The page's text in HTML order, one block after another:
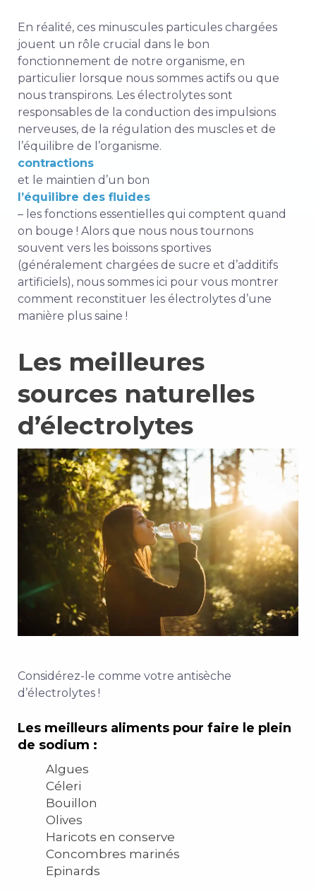
En réalité, ces minuscules particules chargées
jouent un rôle crucial dans le bon
fonctionnement de notre organisme, en
particulier lorsque nous sommes actifs ou que
nous transpirons. Les électrolytes sont
responsables de la conduction des impulsions
nerveuses, de la régulation des muscles et de
l’équilibre de l’organisme.
contractions
et le maintien d’un bon
l’équilibre des fluides
– les fonctions essentielles qui comptent quand
on bouge ! Alors que nous nous tournons
souvent vers les boissons sportives
(généralement chargées de sucre et d’additifs
artificiels), nous sommes ici pour vous montrer
comment reconstituer les électrolytes d’une
manière plus saine !
Les meilleures
sources naturelles
d’électrolytes
Considérez-le comme votre antisèche
d’électrolytes !
Les meilleurs aliments pour faire le plein
de sodium :
Algues
Céleri
Bouillon
Olives
Haricots en conserve
Concombres marinés
Epinards